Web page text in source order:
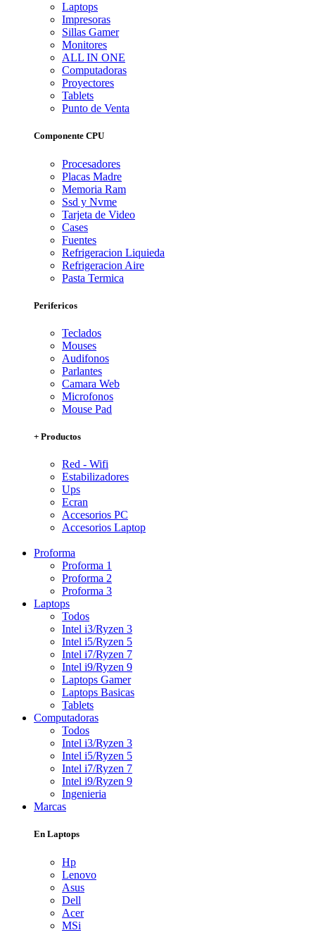
Laptops
Impresoras
Sillas Gamer
Monitores
ALL IN ONE
Computadoras
Proyectores
Tablets
Punto de Venta
Componente CPU
Procesadores
Placas Madre
Memoria Ram
Ssd y Nvme
Tarjeta de Video
Cases
Fuentes
Refrigeracion Liquieda
Refrigeracion Aire
Pasta Termica
Perifericos
Teclados
Mouses
Audifonos
Parlantes
Camara Web
Microfonos
Mouse Pad
+ Productos
Red - Wifi
Estabilizadores
Ups
Ecran
Accesorios PC
Accesorios Laptop
Proforma
Proforma 1
Proforma 2
Proforma 3
Laptops
Todos
Intel i3/Ryzen 3
Intel i5/Ryzen 5
Intel i7/Ryzen 7
Intel i9/Ryzen 9
Laptops Gamer
Laptops Basicas
Tablets
Computadoras
Todos
Intel i3/Ryzen 3
Intel i5/Ryzen 5
Intel i7/Ryzen 7
Intel i9/Ryzen 9
Ingenieria
Marcas
En Laptops
Hp
Lenovo
Asus
Dell
Acer
MSi